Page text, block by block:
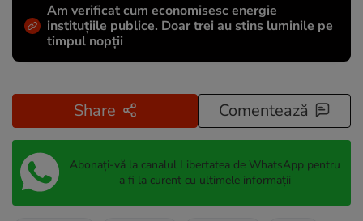
Am verificat cum economisesc energie
instituțiile publice. Doar trei au stins luminile pe
timpul nopții
Share Comentează
Abonați-vă la canalul Libertatea de WhatsApp pentru
a fi la curent cu ultimele informații